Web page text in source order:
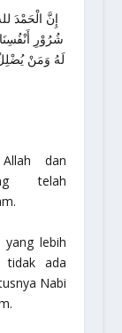
إِنَّ الْحَمْدَ
شُرُوْرِ
لَهُ وَمَنْ يُضْلِلْ
dan
telah
lebih
tidak ada
Nabi